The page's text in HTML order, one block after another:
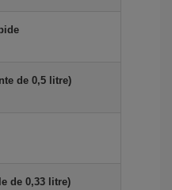
de 0,5 litre)
de 0,33 litre)